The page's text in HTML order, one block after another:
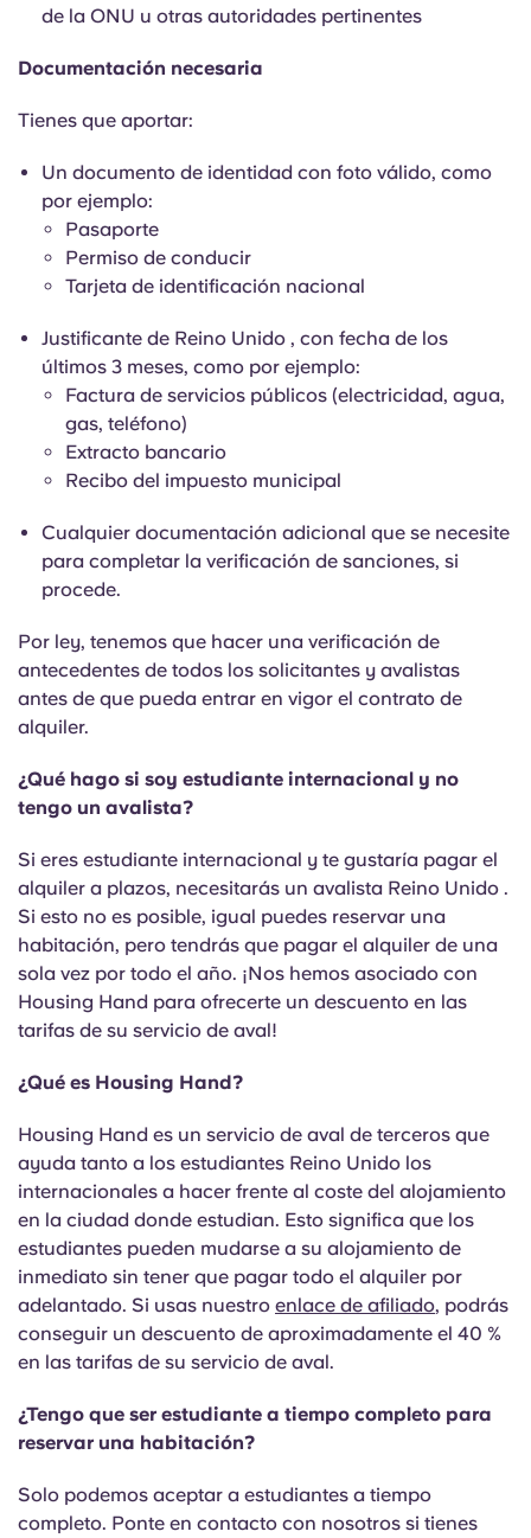
de la ONU u otras autoridades pertinentes
Documentación necesaria
Tienes que aportar:
Un documento de identidad con foto válido, como
por ejemplo:
Pasaporte
Permiso de conducir
Tarjeta de identificación nacional
Justificante de Reino Unido , con fecha de los
últimos 3 meses, como por ejemplo:
Factura de servicios públicos (electricidad, agua,
gas, teléfono)
Extracto bancario
Recibo del impuesto municipal
Cualquier documentación adicional que se necesite
para completar la verificación de sanciones, si
procede.
Por ley, tenemos que hacer una verificación de
antecedentes de todos los solicitantes y avalistas
antes de que pueda entrar en vigor el contrato de
alquiler.
¿Qué hago si soy estudiante internacional y no
tengo un avalista?
Si eres estudiante internacional y te gustaría pagar el
alquiler a plazos, necesitarás un avalista Reino Unido .
Si esto no es posible, igual puedes reservar una
habitación, pero tendrás que pagar el alquiler de una
sola vez por todo el año. ¡Nos hemos asociado con
Housing Hand para ofrecerte un descuento en las
tarifas de su servicio de aval!
¿Qué es Housing Hand?
Housing Hand es un servicio de aval de terceros que
ayuda tanto a los estudiantes Reino Unido los
internacionales a hacer frente al coste del alojamiento
en la ciudad donde estudian. Esto significa que los
estudiantes pueden mudarse a su alojamiento de
inmediato sin tener que pagar todo el alquiler por
adelantado. Si usas nuestro enlace de afiliado, podrás
conseguir un descuento de aproximadamente el 40 %
en las tarifas de su servicio de aval.
¿Tengo que ser estudiante a tiempo completo para
reservar una habitación?
Solo podemos aceptar a estudiantes a tiempo
completo. Ponte en contacto con nosotros si tienes